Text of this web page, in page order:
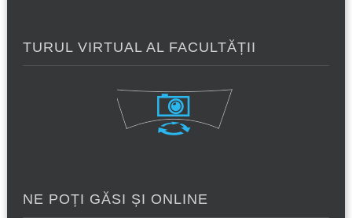
TURUL VIRTUAL AL FACULTĂȚII
NE POȚI GĂSI ȘI ONLINE